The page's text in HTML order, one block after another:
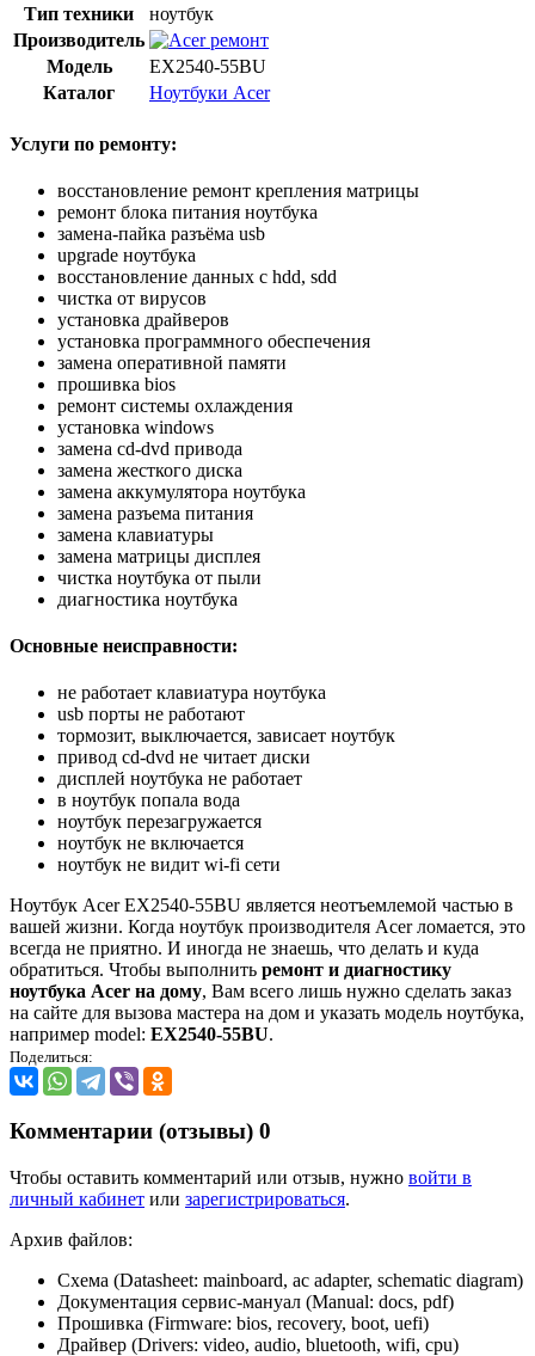
Тип техники
ноутбук
Производитель
Модель
EX2540-55BU
Каталог
Ноутбуки Acer
Услуги по ремонту:
восстановление ремонт крепления матрицы
ремонт блока питания ноутбука
замена-пайка разъёма usb
upgrade ноутбука
восстановление данных с hdd, sdd
чистка от вирусов
установка драйверов
установка программного обеспечения
замена оперативной памяти
прошивка bios
ремонт системы охлаждения
установка windows
замена cd-dvd привода
замена жесткого диска
замена аккумулятора ноутбука
замена разъема питания
замена клавиатуры
замена матрицы дисплея
чистка ноутбука от пыли
диагностика ноутбука
Основные неисправности:
не работает клавиатура ноутбука
usb порты не работают
тормозит, выключается, зависает ноутбук
привод cd-dvd не читает диски
дисплей ноутбука не работает
в ноутбук попала вода
ноутбук перезагружается
ноутбук не включается
ноутбук не видит wi-fi сети
Ноутбук Acer EX2540-55BU является неотъемлемой частью в
вашей жизни. Когда ноутбук производителя Acer ломается, это
всегда не приятно. И иногда не знаешь, что делать и куда
обратиться. Чтобы выполнить ремонт и диагностику
ноутбука Acer на дому, Вам всего лишь нужно сделать заказ
на сайте для вызова мастера на дом и указать модель ноутбука,
например model: EX2540-55BU.
Поделиться:
Комментарии (отзывы) 0
Чтобы оставить комментарий или отзыв, нужно войти в
личный кабинет или зарегистрироваться.
Архив файлов:
Схема (Datasheet: mainboard, ac adapter, schematic diagram)
Документация сервис-мануал (Manual: docs, pdf)
Прошивка (Firmware: bios, recovery, boot, uefi)
Драйвер (Drivers: video, audio, bluetooth, wifi, cpu)